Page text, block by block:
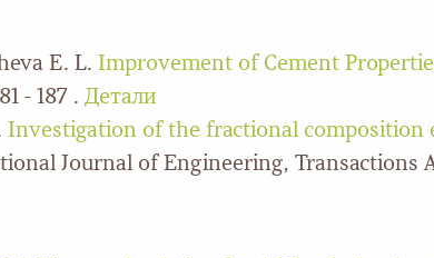
E. L. Improvement of Cement
- 187 . Детали
Investigation of the fractional composition
Journal of Engineering, Transactions